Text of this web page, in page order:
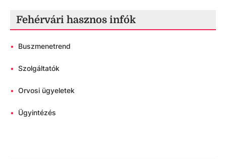
Fehérvári hasznos infók
• Buszmenetrend
• Szolgáltatók
• Orvosi ügyeletek
• Ügyintézés